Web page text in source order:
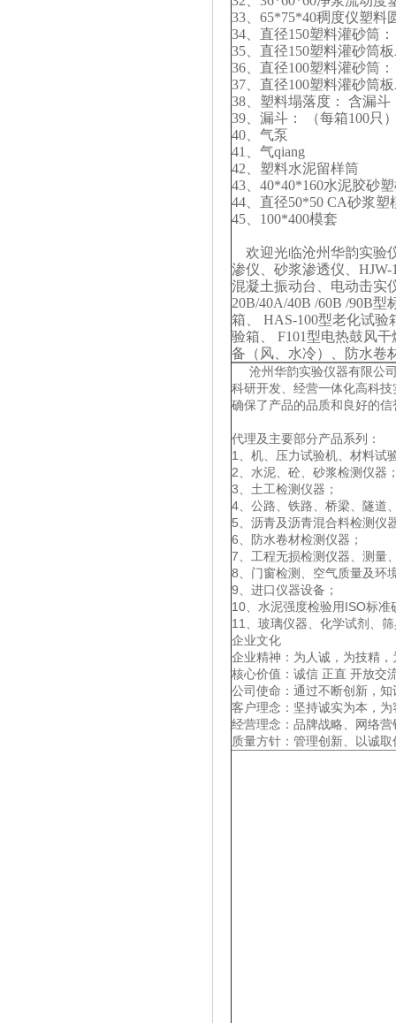
33、65*75*40稠度仪
34、直径150塑料灌砂
35、直径150塑料灌砂筒
36、直径100塑料灌砂
37、直径100塑料灌砂筒
38、塑料塌落度： 含
39、漏斗： （每箱100只
40、气泵
41、气qiang
42、塑料水泥留样筒
43、40*40*160水泥胶砂
44、直径50*50 CA砂浆塑
45、100*400模套
欢迎光临沧州华韵实验
渗仪、砂浆渗透仪、
混凝土振动台、电动击实
20B/40A/40B /60B /90B
箱、 HAS-100型老化试
验箱、 F101型电热鼓风
备（风、水冷）、防水卷
沧州华韵实验仪器有限公司
科研开发、经营一体化高科
确保了产品的品质和良好的信
代理及主要部分产品系列：
1、机、压力试验机、材料
2、水泥、砼、砂浆检测仪器
3、土工检测仪器；
4、公路、铁路、桥梁、隧道
5、沥青及沥青混合料检测仪
6、防水卷材检测仪器；
7、工程无损检测仪器、测量
8、门窗检测、空气质量及环
9、进口仪器设备；
10、水泥强度检验用ISO标准
11、玻璃仪器、化学试剂、
企业文化
企业精神：为人诚，为技精
核心价值：诚信 正直 开放交
公司使命：通过不断创新，
客户理念：坚持诚实为本，
经营理念：品牌战略、网络
质量方针：管理创新、以诚